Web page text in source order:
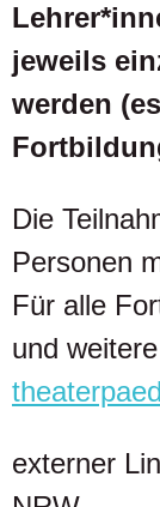
jeweils
werden
Die
Personen
Für alle
und
externer